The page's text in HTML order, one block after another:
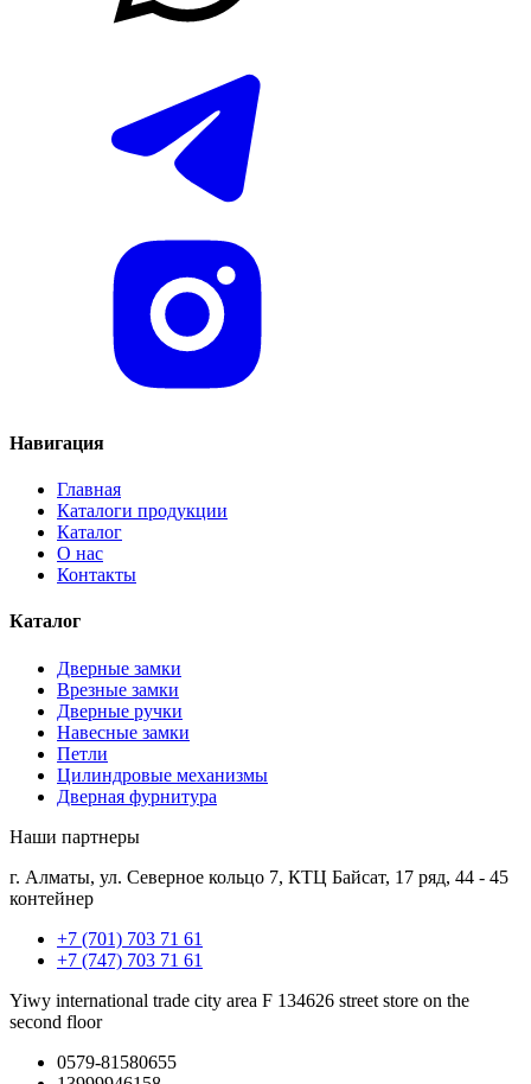
Навигация
Главная
Каталоги продукции
Каталог
О нас
Контакты
Каталог
Дверные замки
Врезные замки
Дверные ручки
Навесные замки
Петли
Цилиндровые механизмы
Дверная фурнитура
Наши партнеры
г. Алматы, ул. Северное кольцо 7, КТЦ Байсат, 17 ряд, 44 - 45
контейнер
+7 (701) 703 71 61
+7 (747) 703 71 61
Yiwy international trade city area F 134626 street store on the
second floor
0579-81580655